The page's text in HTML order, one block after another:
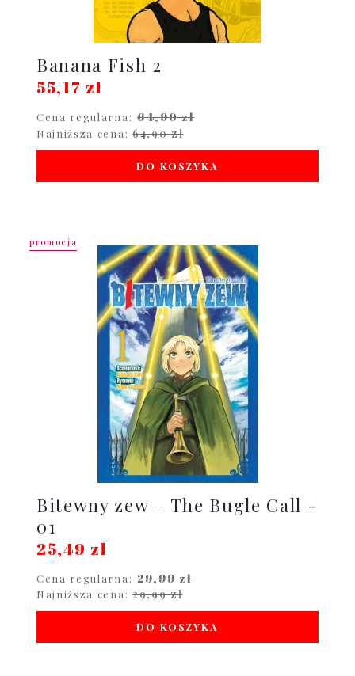
Banana Fish 2
55,17 zł
Cena regularna: 64,90 zł
Najniższa cena: 64,90 zł
DO KOSZYKA
Bitewny zew – The Bugle Call -
01
25,49 zł
Cena regularna: 29,99 zł
Najniższa cena: 29,99 zł
DO KOSZYKA
promocja